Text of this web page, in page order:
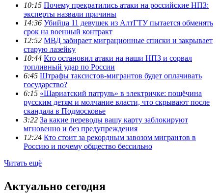
10:15 Почему прекратились атаки на российские НПЗ:
эксперты назвали причины
14:36 Убийца 11 девушек из АлтГТУ пытается обменять
срок на военный контракт
12:52 МВД забирает миграционные списки и закрывает
старую лазейку
10:44 Кто остановил атаки на наши НПЗ и сорвал
топливный удар по России
6:45 Штрафы таксистов-мигрантов будет оплачивать
государство?
6:15 «Шариатский патруль» в электричке: пощёчина
русским детям и молчание власти, что скрывают после
скандала в Подмосковье
3:22 За какие переводы вашу карту заблокируют
мгновенно и без предупреждения
12:24 Кто стоит за рекордным завозом мигрантов в
Россию и почему общество бессильно
Читать ещё
Актуально сегодня